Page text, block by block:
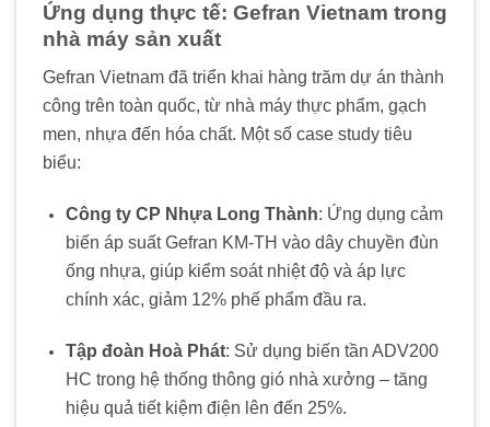
Ứng dụng thực tế: Gefran Vietnam trong
nhà máy sản xuất
Gefran Vietnam đã triển khai hàng trăm dự án thành
công trên toàn quốc, từ nhà máy thực phẩm, gạch
men, nhựa đến hóa chất. Một số case study tiêu
biểu:
Công ty CP Nhựa Long Thành: Ứng dụng cảm
biến áp suất Gefran KM-TH vào dây chuyền đùn
ống nhựa, giúp kiểm soát nhiệt độ và áp lực
chính xác, giảm 12% phế phẩm đầu ra.
Tập đoàn Hoà Phát: Sử dụng biến tần ADV200
HC trong hệ thống thông gió nhà xưởng – tăng
hiệu quả tiết kiệm điện lên đến 25%.